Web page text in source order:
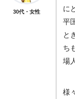
30代・女性
に
平
と
ち
場
様